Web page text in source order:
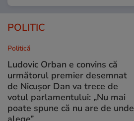
POLITIC
Politică
Ludovic Orban e convins că
următorul premier desemnat
de Nicușor Dan va trece de
votul parlamentului: „Nu mai
poate spune că nu are de unde